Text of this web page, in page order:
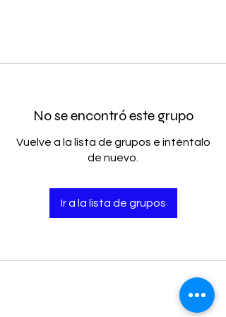
No se encontró este grupo
Vuelve a la lista de grupos e inténtalo
de nuevo.
Ir a la lista de grupos